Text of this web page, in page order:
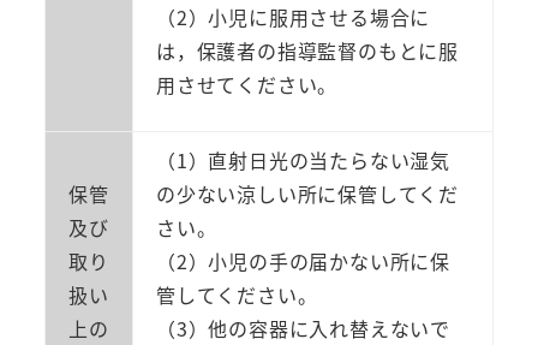
（2）小児に服用させる場合に
は，保護者の指導監督のもとに服
用させてください。
保管
及び
取り
扱い
上の
（1）直射日光の当たらない湿気
の少ない涼しい所に保管してくだ
さい。
（2）小児の手の届かない所に保
管してください。
（3）他の容器に入れ替えないで